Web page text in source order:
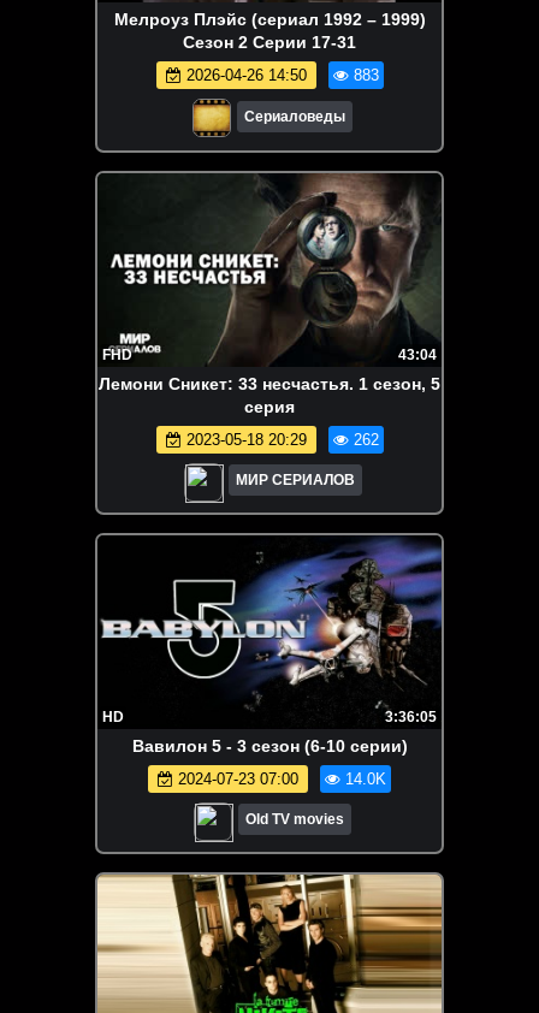
Мелроуз Плэйс (сериал 1992 – 1999)
Сезон 2 Серии 17-31
2026-04-26 14:50 883
Сериаловеды
FHD 43:04
Лeмoни Cникeт: 33 несчастья. 1 сезон, 5
серия
2023-05-18 20:29 262
МИР СЕРИАЛОВ
HD 3:36:05
Вавилон 5 - 3 сезон (6-10 серии)
2024-07-23 07:00 14.0K
Old TV movies